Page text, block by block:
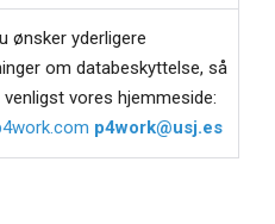
ønsker yderligere
om databeskyttelse, så
vores hjemmeside:
p4work@usj.es